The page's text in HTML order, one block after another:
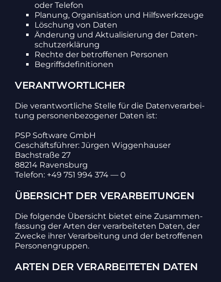
oder Telefon
Planung, Orga­ni­sa­tion und Hilfs­werk­zeuge
Löschung von Daten
Ände­rung und Aktua­li­sie­rung der Daten­
schutz­er­klä­rung
Rechte der betrof­fenen Personen
Begriffs­de­fi­ni­tionen
VERANTWORTLICHER
Die verant­wort­liche Stelle für die Daten­ver­ar­bei­
tung perso­nen­be­zo­gener Daten ist:
PSP Soft­ware GmbH
Geschäfts­führer: Jürgen Wiggen­hauser
Bach­straße 27
88214 Ravens­burg
Telefon: +49 751 994 374 — 0
ÜBERSICHT DER VERARBEITUNGEN
Die folgende Über­sicht bietet eine Zusam­men­
fas­sung der Arten der verar­bei­teten Daten, der
Zwecke ihrer Verar­bei­tung und der betrof­fenen
Perso­nen­gruppen.
ARTEN DER VERARBEITETEN DATEN